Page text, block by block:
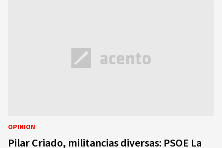
OPINIÓN
Pilar Criado, militancias diversas: PSOE La